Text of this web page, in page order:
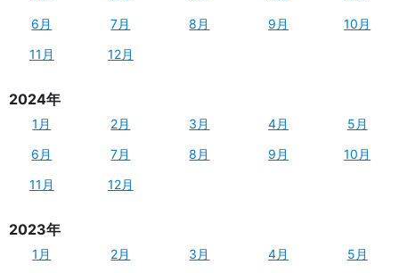
6月
7月 8月 9月
10月
11月
12月
2024年
1月 2月 3月 4月
5月
6月
7月 8月 9月
10月
11月
12月
2023年
1月 2月 3月 4月 5月